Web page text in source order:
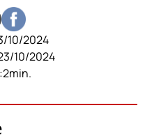
10/2024
10/2024
2min.